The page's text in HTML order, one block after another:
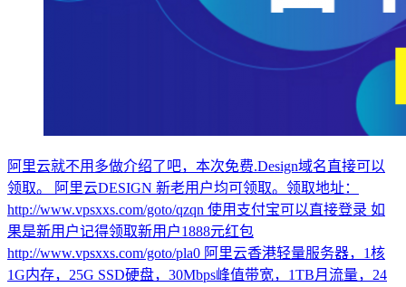
阿里云就不用多做介绍了吧，本次免费.Design域名直接可以
领取。 阿里云DESIGN 新老用户均可领取。领取地址：
http://www.vpsxxs.com/goto/qzqn 使用支付宝可以直接登录 如
果是新用户记得领取新用户1888元红包
http://www.vpsxxs.com/goto/pla0 阿里云香港轻量服务器，1核
1G内存，25G SSD硬盘，30Mbps峰值带宽，1TB月流量，24